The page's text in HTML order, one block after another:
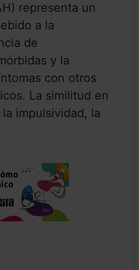
representa un
a la
de
y la
con otros
La similitud en
impulsividad, la